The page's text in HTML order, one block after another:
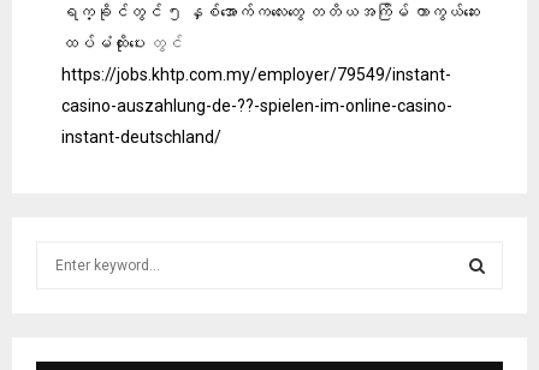
ရက္ခိုင်တွင် ၅ နှစ်အောက်ကလေးတွေ တတိယအကြိမ် ကာကွယ်ဆေး
ထပ်မံထိုးပေး တွင်
https://jobs.khtp.com.my/employer/79549/instant-
casino-auszahlung-de-??-spielen-im-online-casino-
instant-deutschland/
E